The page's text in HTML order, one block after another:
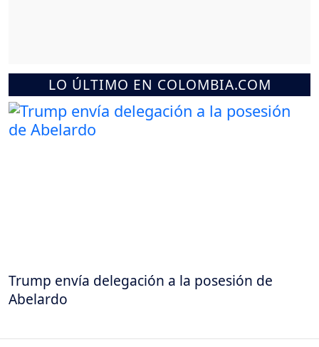
LO ÚLTIMO EN COLOMBIA.COM
Trump envía delegación a la posesión de
Abelardo